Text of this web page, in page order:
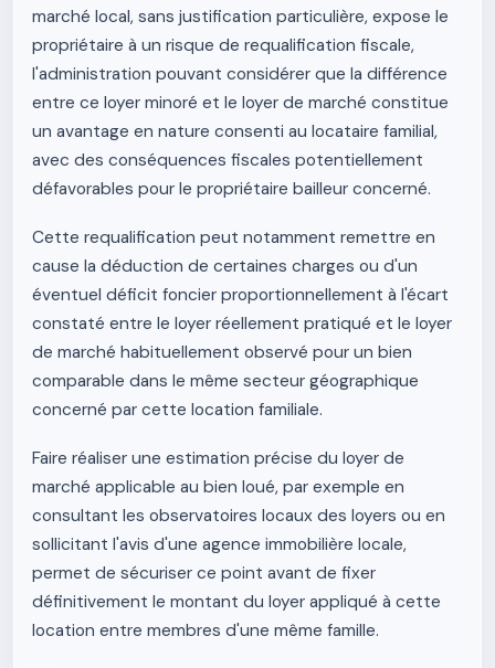
marché local, sans justification particulière, expose le
propriétaire à un risque de requalification fiscale,
l'administration pouvant considérer que la différence
entre ce loyer minoré et le loyer de marché constitue
un avantage en nature consenti au locataire familial,
avec des conséquences fiscales potentiellement
défavorables pour le propriétaire bailleur concerné.
Cette requalification peut notamment remettre en
cause la déduction de certaines charges ou d'un
éventuel déficit foncier proportionnellement à l'écart
constaté entre le loyer réellement pratiqué et le loyer
de marché habituellement observé pour un bien
comparable dans le même secteur géographique
concerné par cette location familiale.
Faire réaliser une estimation précise du loyer de
marché applicable au bien loué, par exemple en
consultant les observatoires locaux des loyers ou en
sollicitant l'avis d'une agence immobilière locale,
permet de sécuriser ce point avant de fixer
définitivement le montant du loyer appliqué à cette
location entre membres d'une même famille.